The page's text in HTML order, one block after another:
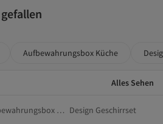
Aufbewahrungsbox Küche
Alles Sehen
Aufbewahrungsbox Küche Design Geschirrset